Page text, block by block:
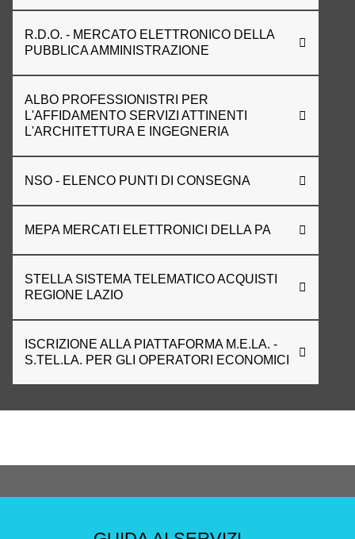
R.D.O. - MERCATO ELETTRONICO DELLA
PUBBLICA AMMINISTRAZIONE
ALBO PROFESSIONISTRI PER
L'AFFIDAMENTO SERVIZI ATTINENTI
L'ARCHITETTURA E INGEGNERIA
NSO - ELENCO PUNTI DI CONSEGNA
MEPA MERCATI ELETTRONICI DELLA PA
STELLA SISTEMA TELEMATICO ACQUISTI
REGIONE LAZIO
ISCRIZIONE ALLA PIATTAFORMA M.E.LA. -
S.TEL.LA. PER GLI OPERATORI ECONOMICI